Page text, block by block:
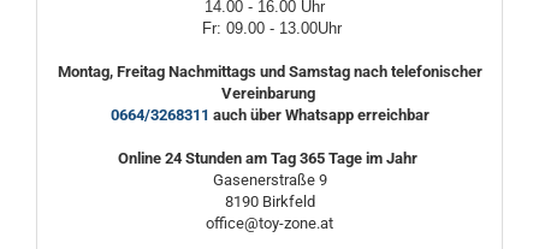
14.00 - 16.00 Uhr
Fr: 09.00 - 13.00Uhr
Montag, Freitag Nachmittags und Samstag nach telefonischer
Vereinbarung
0664/3268311 auch über Whatsapp erreichbar
Online 24 Stunden am Tag 365 Tage im Jahr
Gasenerstraße 9
8190 Birkfeld
office@toy-zone.at